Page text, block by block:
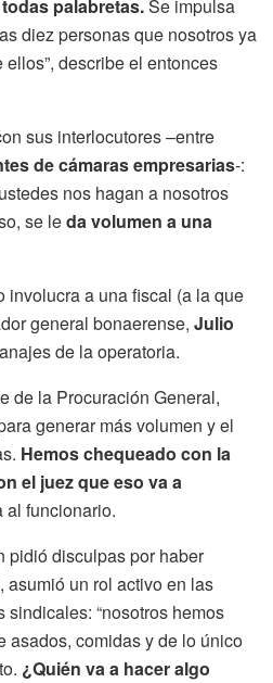
palabretas.Se impulsa
diez personas que nosotros ya
describe el entonces
sus interlocutores –entre
de cámaras empresarias-:
nos hagan a nosotros
se leda volumen a una
involucra a una fiscal (a la que
general bonaerense, Julio
de la operatoria.
de la Procuración General,
generar más volumen y el
Hemos chequeado con la
el juez que eso va a
al funcionario.
pidió disculpas por haber
asumió un rol activo en las
“nosotros hemos
asados, comidas y de lo único
¿Quién va a hacer algo